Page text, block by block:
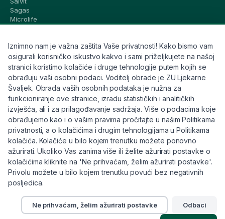
Sagas
Microlife
CeraVe
Eucerin
Avene
Bioderma
Svi brandovi
Info
Trebate pomoć ili imate pitanja?
+385 91 6191 901
info@eljekarna24.hr
© 2026 eljekarna24. Sva prava pridržana.
Iznimno nam je važna zaštita Vaše privatnosti! Kako bismo vam
osigurali korisničko iskustvo kakvo i sami priželjkujete na našoj
stranici koristimo kolačiće i druge tehnologije putem kojih se
obrađuju vaši osobni podaci. Voditelj obrade je ZU Ljekarne
Švaljek. Obrada vaših osobnih podataka je nužna za
funkcioniranje ove stranice, izradu statističkih i analitičkih
izvješća, ali i za prilagođavanje sadržaja. Više o podacima koje
obrađujemo kao i o vašim pravima pročitajte u našim Politikama
privatnosti, a o kolačićima i drugim tehnologijama u Politikama
kolačića. Kolačiće u bilo kojem trenutku možete ponovno
ažurirati. Ukoliko Vas zanima više ili želite ažurirati postavke o
kolačićima kliknite na 'Ne prihvaćam, želim ažurirati postavke'.
Privolu možete u bilo kojem trenutku povući bez negativnih
posljedica.
Ne prihvaćam, želim ažurirati postavke Odbaci